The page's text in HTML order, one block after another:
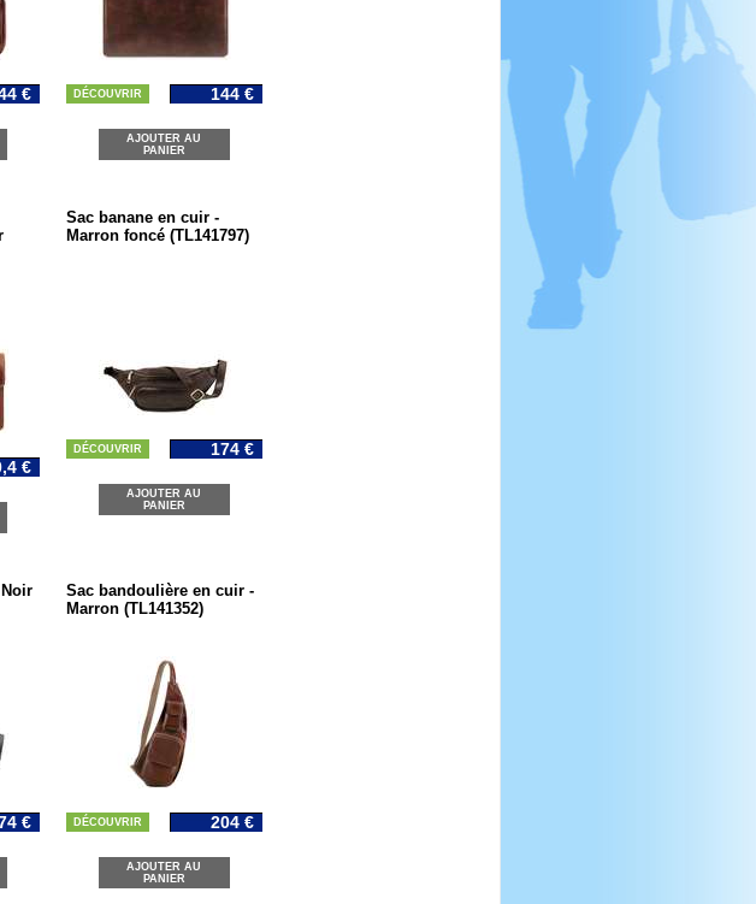
€ DÉCOUVRIR 144 €
AJOUTER AU
PANIER
€
Sac banane en cuir -
Marron foncé (TL141797)
DÉCOUVRIR 174 €
AJOUTER AU
PANIER
€
Sac bandoulière en cuir -
Marron (TL141352)
DÉCOUVRIR 204 €
AJOUTER AU
PANIER